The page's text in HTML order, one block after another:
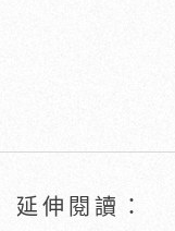
延伸閱讀：